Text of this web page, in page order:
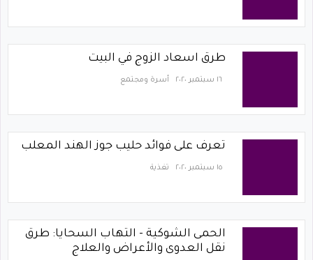
طرق اسعاد الزوج في البيت
١٦ سبتمبر ٢٠٢٠ أسرة ومجتمع
تعرف على فوائد حليب جوز الهند المعلب
١٥ سبتمبر ٢٠٢٠ تغذية
الحمى الشوكية - التهاب السحايا: طرق
نقل العدوى والأعراض والعلاج